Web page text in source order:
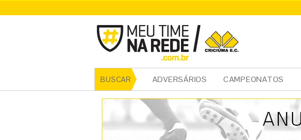
BUSCAR ADVERSÁRIOS CAMPEONATOS